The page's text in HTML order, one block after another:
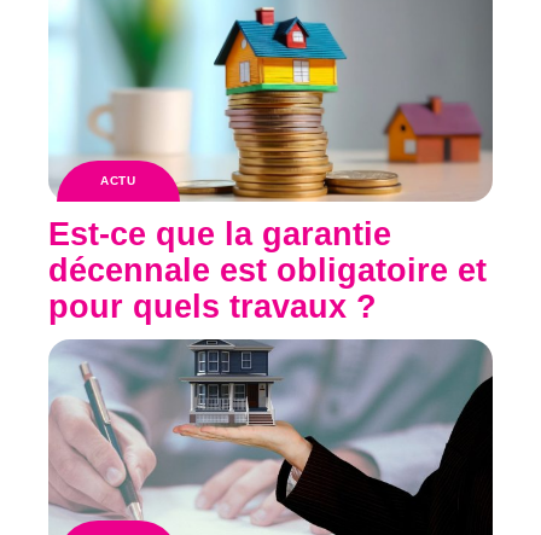
ACTU
Est-ce que la garantie
décennale est obligatoire et
pour quels travaux ?